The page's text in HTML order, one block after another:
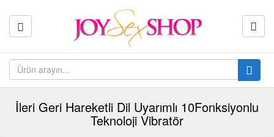
İleri Geri Hareketli Dil Uyarımlı 10Fonksiyonlu
Teknoloji Vibratör